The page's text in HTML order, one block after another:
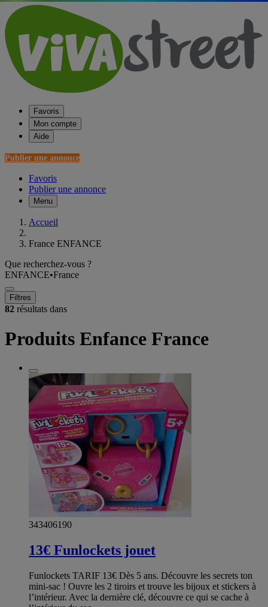
Favoris
Mon compte
Aide
Publier une annonce
Favoris
Publier une annonce
Menu
Accueil
France ENFANCE
Que recherchez-vous ?
ENFANCE•France
Filtres
82 résultats dans
Produits Enfance France
343406190
13€ Funlockets jouet
Funlockets TARIF 13€ Dès 5 ans. Découvre les secrets ton
mini-sac ! Ouvre les 2 tiroirs et trouve les bijoux et stickers à
l’intérieur. Avec la dernière clé, découvre ce qui se cache à